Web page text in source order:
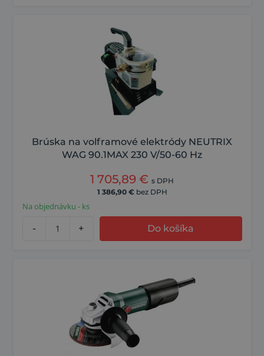
Brúska na volframové elektródy NEUTRIX
WAG 90.1MAX 230 V/50-60 Hz
1 705,89 € s DPH
1 386,90 € bez DPH
Na objednávku - ks
- + Do košíka